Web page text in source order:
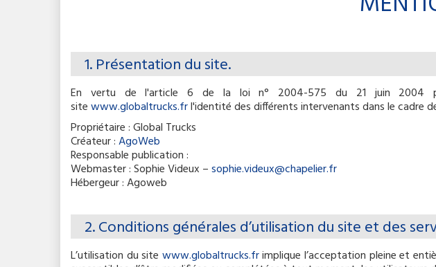
1. Présentation du site.
En vertu de l'article 6 de la loi n° 2004-575 du 21 juin 2004
sitewww.globaltrucks.frl'identité des différents intervenants dans le cadre
Propriétaire : Global Trucks
Créateur :AgoWeb
Responsable publication :
Webmaster : Sophie Videux –sophie.videux@chapelier.fr
Hébergeur : Agoweb
2. Conditions générales d’utilisation du site et des
L’utilisation du site www.globaltrucks.frimplique l’acceptation pleine et